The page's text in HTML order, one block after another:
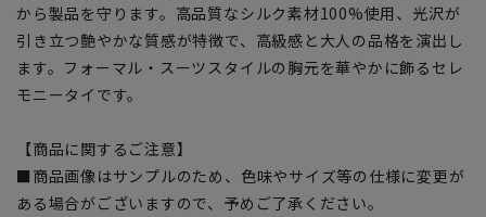
から製品を守ります。高品質なシルク素材100%使用、光沢が
引き立つ艶やかな質感が特徴で、高級感と大人の品格を演出し
ます。フォーマル・スーツスタイルの胸元を華やかに飾るセレ
モニータイです。
【商品に関するご注意】
■商品画像はサンプルのため、色味やサイズ等の仕様に変更が
ある場合がございますので、予めご了承ください。